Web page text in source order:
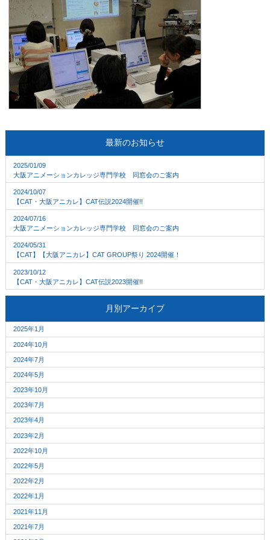
最新のお知らせ
2025/01/09
大阪アニメーションカレッジ専門学校 同窓会のご案内
2024/10/07
【CAT・大阪アニカレ】CAT伝説2024開催!!
2024/07/16
大阪アニメーションカレッジ専門学校 同窓会のご案内
2024/05/31
【CAT】【大阪アニカレ】CAT GROUP祭り 2024開催！
2023/10/12
【CAT・大阪アニカレ】CAT伝説2023開催!!
月別アーカイブ
2025年1月
2024年10月
2024年7月
2024年5月
2023年10月
2023年7月
2023年4月
2023年2月
2022年10月
2022年5月
2022年2月
2022年1月
2021年11月
2021年7月